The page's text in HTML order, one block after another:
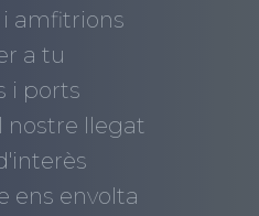
amfitrions
a tu
i ports
nostre llegat
ens envolta